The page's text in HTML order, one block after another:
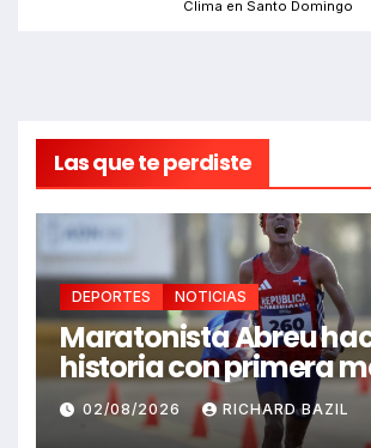
Clima en Santo Domingo
Las que te perdiste
DEPORTES NOTICIAS
Maratonista Abreu
historia con primera
en Juegos Santo
2026
02/08/2026 RICHARD BAZIL